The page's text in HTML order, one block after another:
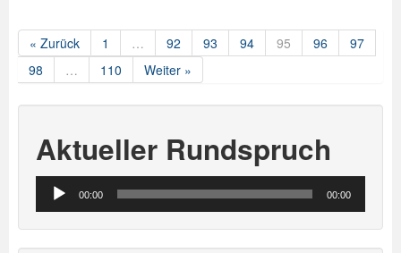
« Zurück 1 … 92 93 94 95 96
97
98
… 110 Weiter »
Aktueller Rundspruch
Audio-
Player
00:00 00:00